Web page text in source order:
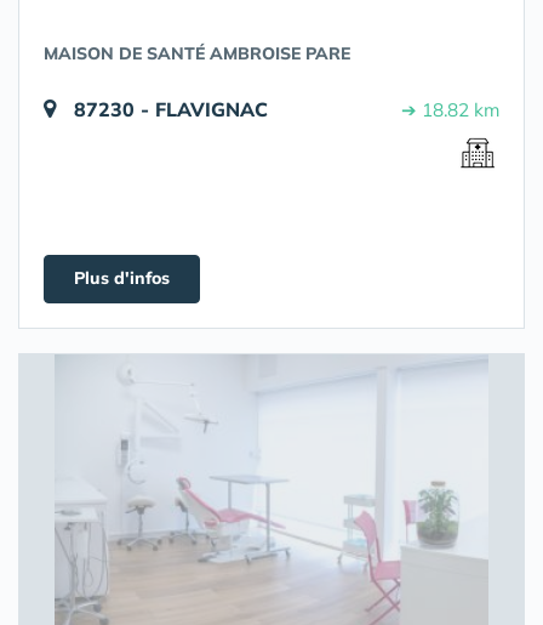
MAISON DE SANTÉ AMBROISE PARE
87230 - FLAVIGNAC ➔ 18.82 km
Plus d'infos